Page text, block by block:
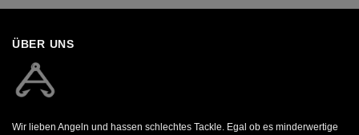
ÜBER UNS
Wir lieben Angeln und hassen schlechtes Tackle. Egal ob es minderwertige